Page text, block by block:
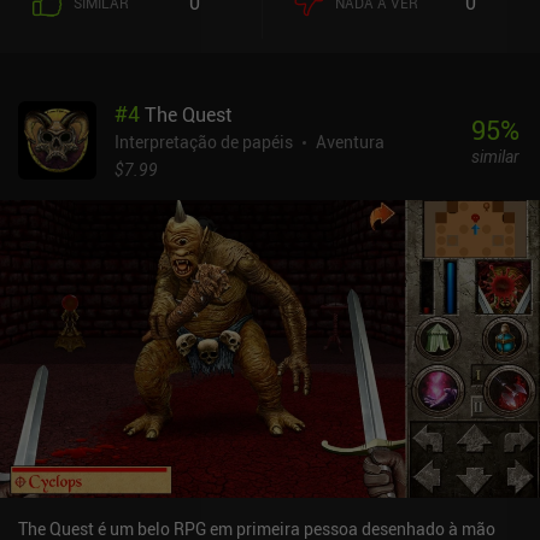
primeiro jogo, exploramos um vasto mundo aberto, fazemos
tenha uma linha de missão claramente definida, nossa liberdade
nunca é limitada. Portanto, podemos ir aonde quisermos e
interagir com o mundo como quisermos, mesmo que decidamos
livremente quais habilidades aprender e em quais facções entrar.
Essas escolhas afetam significativamente a experiência de jogo,
dando ao jogo uma boa capacidade de reprodução. O maior
recurso novo em Paign 2 é o ciclo dia-noite, que não só nos obriga
a carregar uma pilha de tochas, mas também altera as rotinas
diárias dos NPCs e até possibilita missões exclusivas
relacionadas ao tempo. Agora também podemos cozinhar
alimentos em fogueiras para aumentar suas estatísticas de
restauração e lançar alguns feitiços totalmente novos. Paign 2 é
um jogo premium de US$ 6,49 sem anúncios ou iAPs. Se você
gostou do primeiro jogo Paign, não pode deixar de experimentar -
não há muitos jogos como esse no celular.
#4The Quest
Interpretação de papéis
Aventura
$7.99
95%
similar
The Quest é um belo RPG em primeira pessoa desenhado à mão